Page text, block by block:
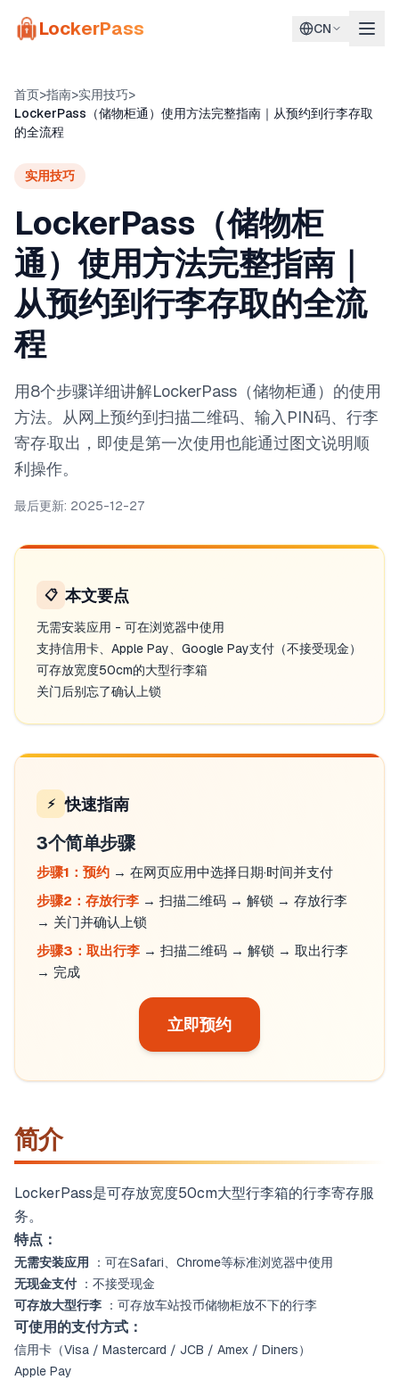
LockerPass CN
首页>指南>实用技巧>
LockerPass（储物柜通）使用方法完整指南｜从预约到行李存取
的全流程
实用技巧
LockerPass（储物柜
通）使用方法完整指南｜
从预约到行李存取的全流
程
用8个步骤详细讲解LockerPass（储物柜通）的使用
方法。从网上预约到扫描二维码、输入PIN码、行李
寄存·取出，即使是第一次使用也能通过图文说明顺
利操作。
最后更新: 2025-12-27
📋 本文要点
无需安装应用 - 可在浏览器中使用
支持信用卡、Apple Pay、Google Pay支付（不接受现金）
可存放宽度50cm的大型行李箱
关门后别忘了确认上锁
⚡ 快速指南
3个简单步骤
步骤1：预约 → 在网页应用中选择日期·时间并支付
步骤2：存放行李 → 扫描二维码 → 解锁 → 存放行李
→ 关门并确认上锁
步骤3：取出行李 → 扫描二维码 → 解锁 → 取出行李
→ 完成
立即预约
简介
LockerPass是可存放宽度50cm大型行李箱的行李寄存服
务。
特点：
无需安装应用 ：可在Safari、Chrome等标准浏览器中使用
无现金支付 ：不接受现金
可存放大型行李 ：可存放车站投币储物柜放不下的行李
可使用的支付方式：
信用卡（Visa / Mastercard / JCB / Amex / Diners）
Apple Pay